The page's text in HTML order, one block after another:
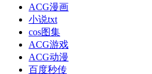
ACG漫画
小说txt
cos图集
ACG游戏
ACG动漫
百度秒传